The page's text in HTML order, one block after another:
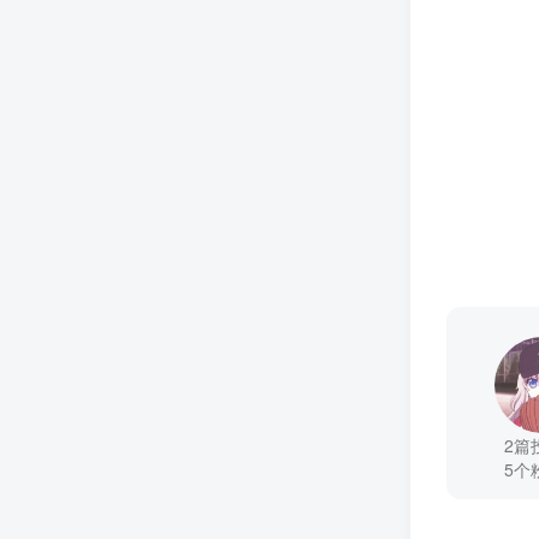
2篇
5个